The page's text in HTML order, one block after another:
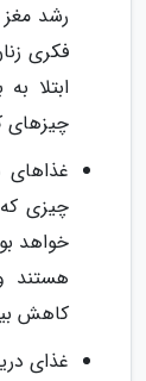
رشد مغز
فکری
ابتلا
چیزهای
غذاهای
چیزی
هستند
کاهش
غذای